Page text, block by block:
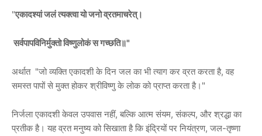
"एकादश्यां जलं त्यक्त्वा यो जनो व्रतमाचरेत्।
सर्वपापविनिर्मुक्तो विष्णुलोकं स गच्छति॥"
अर्थात "जो व्यक्ति एकादशी के दिन जल का भी त्याग कर व्रत करता है, वह
समस्त पापों से मुक्त होकर श्रीविष्णु के लोक को प्राप्त करता है।"
निर्जला एकादशी केवल उपवास नहीं, बल्कि आत्म संयम, संकल्प, और श्रद्धा का
प्रतीक है। यह व्रत मनुष्य को सिखाता है कि इंद्रियों पर नियंत्रण, जल-तृष्णा